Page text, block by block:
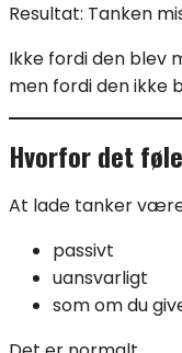
Resultat: Tanken
Ikke fordi den blev
men fordi den ikke
Hvorfor det
At lade tanker
passivt
uansvarligt
som om du